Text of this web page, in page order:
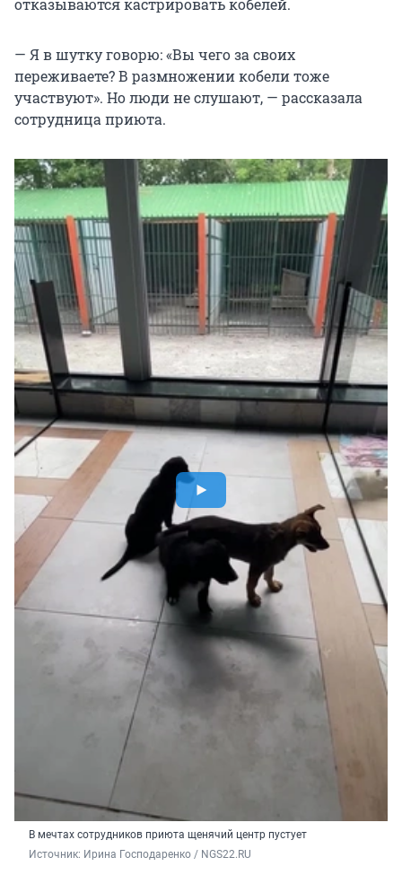
отказываются кастрировать кобелей.
— Я в шутку говорю: «Вы чего за своих
переживаете? В размножении кобели тоже
участвуют». Но люди не слушают, — рассказала
сотрудница приюта.
В мечтах сотрудников приюта щенячий центр пустует
Источник: Ирина Господаренко / NGS22.RU